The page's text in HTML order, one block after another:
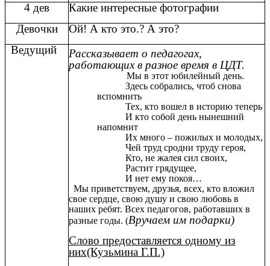
4 дев
Какие интересные фотографии
Девочки
Ой! А кто это.? А это?
Ведущий
Рассказывает о педагогах,
работающих в разное время в ЦДТ.
Мы в этот юбилейный день.
Здесь собрались, чтоб снова
вспомнить
Тех, кто вошел в историю теперь
И кто собой день нынешний
напомнит
Их много – пожилых и молодых,
Чей труд сродни труду героя,
Кто, не жалея сил своих,
Растит грядущее,
И нет ему покоя…
Мы приветствуем, друзья, всех, кто вложил
свое сердце, свою душу и свою любовь в
наших ребят. Всех педагогов, работавших в
разные годы. (Вручаем им подарки)
Слово предоставляется одному из
них(Кузьмина Г.П.)